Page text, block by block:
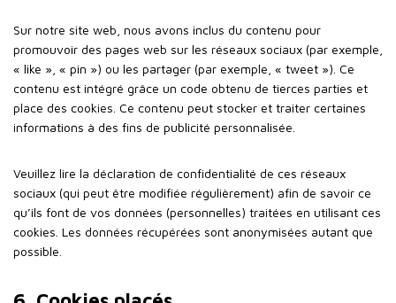
Sur notre site web, nous avons inclus du contenu pour
promouvoir des pages web sur les réseaux sociaux (par exemple,
« like », « pin ») ou les partager (par exemple, « tweet »). Ce
contenu est intégré grâce un code obtenu de tierces parties et
place des cookies. Ce contenu peut stocker et traiter certaines
informations à des fins de publicité personnalisée.
Veuillez lire la déclaration de confidentialité de ces réseaux
sociaux (qui peut être modifiée régulièrement) afin de savoir ce
qu’ils font de vos données (personnelles) traitées en utilisant ces
cookies. Les données récupérées sont anonymisées autant que
possible.